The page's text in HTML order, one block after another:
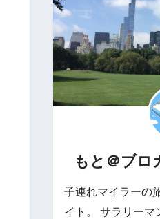
もと＠ブロ
子連れマイラーの
イト。 サラリーマ